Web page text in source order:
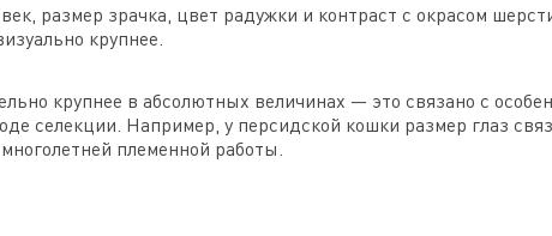
размер зрачка, цвет радужки и контраст с окрасом
крупнее.
крупнее в абсолютных величинах — это связано с
селекции. Например, у персидской кошки размер глаз
племенной работы.